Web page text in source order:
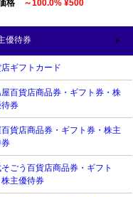
格 ～100.0% ¥500
優待券
ギフトカード
百貨店商品券・ギフト券・株
待券
貨店商品券・ギフト券・株主
ごう百貨店商品券・ギフト
主優待券